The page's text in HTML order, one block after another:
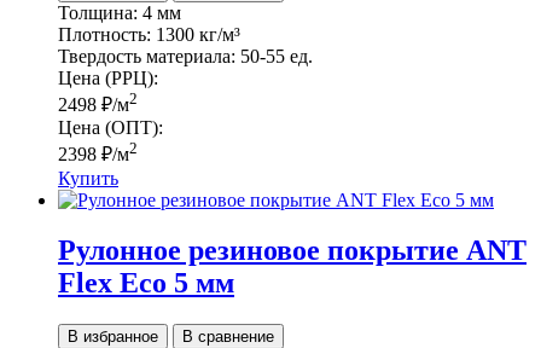
Толщина: 4 мм
Плотность: 1300 кг/м³
Твердость материала: 50-55 ед.
Цена (РРЦ):
2498 ₽/м2
Цена (ОПТ):
2398 ₽/м2
Купить
Рулонное резиновое покрытие ANT
Flex Ecо 5 мм
В избранное В сравнение